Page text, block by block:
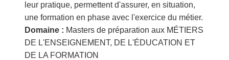
leur pratique, permettent d'assurer, en situation,
une formation en phase avec l'exercice du métier.
Domaine : Masters de préparation aux MÉTIERS
DE L'ENSEIGNEMENT, DE L'ÉDUCATION ET
DE LA FORMATION